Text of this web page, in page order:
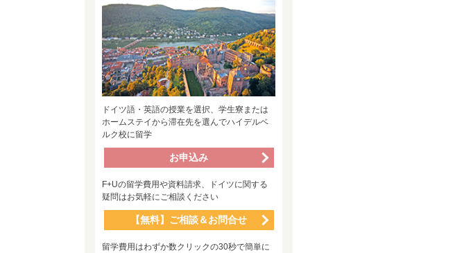
ドイツ語・英語の授業を選択、学生寮または
ホームステイから滞在先を選んでハイデルベ
ルク校に留学
お申込み
F+Uの留学費用や資料請求、ドイツに関する
疑問はお気軽にご相談ください
【無料】ご相談＆お問合せ
留学費用はわずか数クリックの30秒で簡単に